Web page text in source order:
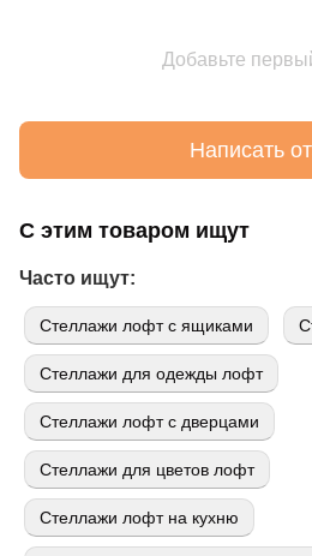
Добавьте
Написать
С этим товаром ищут
Часто ищут:
Стеллажи лофт с ящиками
Стеллажи для одежды лофт
Стеллажи лофт с дверцами
Стеллажи для цветов лофт
Стеллажи лофт на кухню